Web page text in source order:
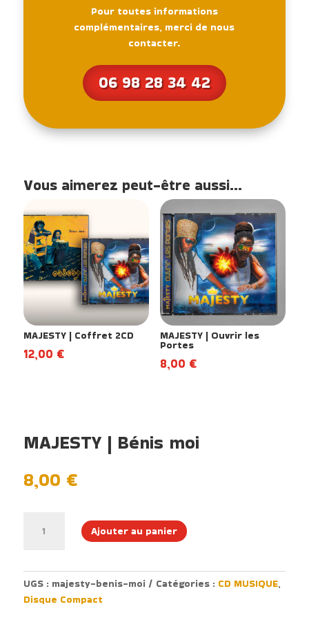
Pour toutes informations
complémentaires, merci de nous
contacter.
06 98 28 34 42
Vous aimerez peut-être aussi…
MAJESTY | Coffret 2CD
12,00 €
MAJESTY | Ouvrir les
Portes
8,00 €
MAJESTY | Bénis moi
8,00 €
Bénis
moi
Ajouter au panier
UGS : majesty-benis-moi Catégories : CD MUSIQUE,
Disque Compact